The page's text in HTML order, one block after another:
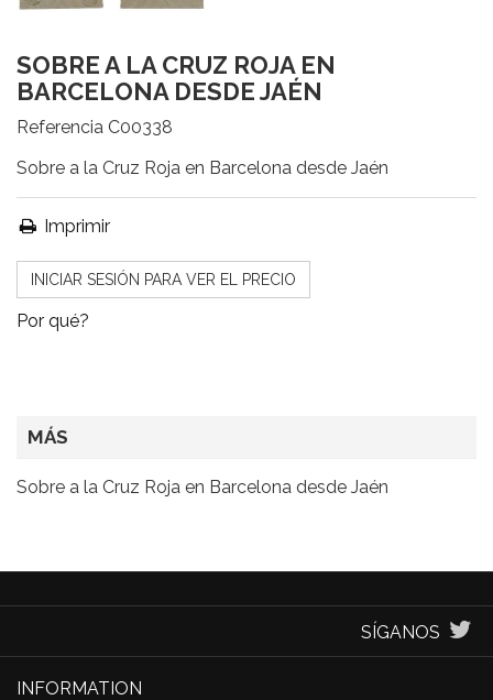
SOBRE A LA CRUZ ROJA EN
BARCELONA DESDE JAÉN
Referencia C00338
Sobre a la Cruz Roja en Barcelona desde Jaén
Imprimir
INICIAR SESIÓN PARA VER EL PRECIO
Por qué?
MÁS
Sobre a la Cruz Roja en Barcelona desde Jaén
SÍGANOS
INFORMATION